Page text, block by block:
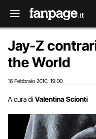
Jay-Z
the World
16 Febbraio 2010 19:00
A cura di Valentina Scionti